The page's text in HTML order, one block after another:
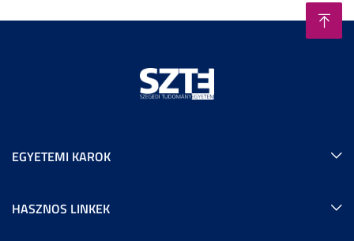
EGYETEMI KAROK
HASZNOS LINKEK